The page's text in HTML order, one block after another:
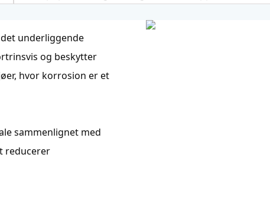
underliggende
og beskytter
hvor korrosion er et
sammenlignet med
reducerer